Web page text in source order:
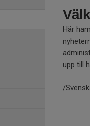
Här
upp till
/